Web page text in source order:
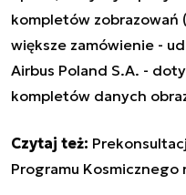
kompletów zobrazowań
większe zamówienie -
Airbus Poland S.A. -
kompletów danych
Czytaj też:
Programu Kosmicznego